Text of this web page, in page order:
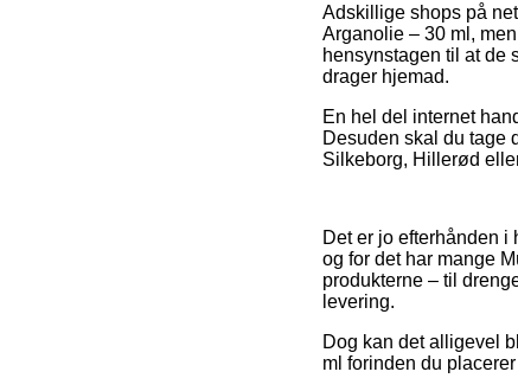
Adskillige shops på
Arganolie – 30 ml,
hensynstagen til at de
drager hjemad.
En hel del internet
Desuden skal du tage
Silkeborg, Hillerød
Det er jo efterhånden i
og for det har mange
produkterne – til
levering.
Dog kan det alligevel
ml forinden du